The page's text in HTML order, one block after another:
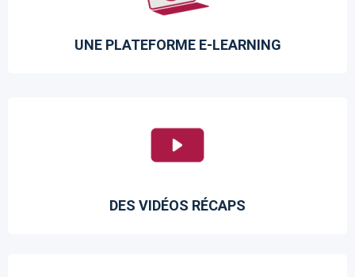
UNE PLATEFORME E-LEARNING
DES VIDÉOS RÉCAPS